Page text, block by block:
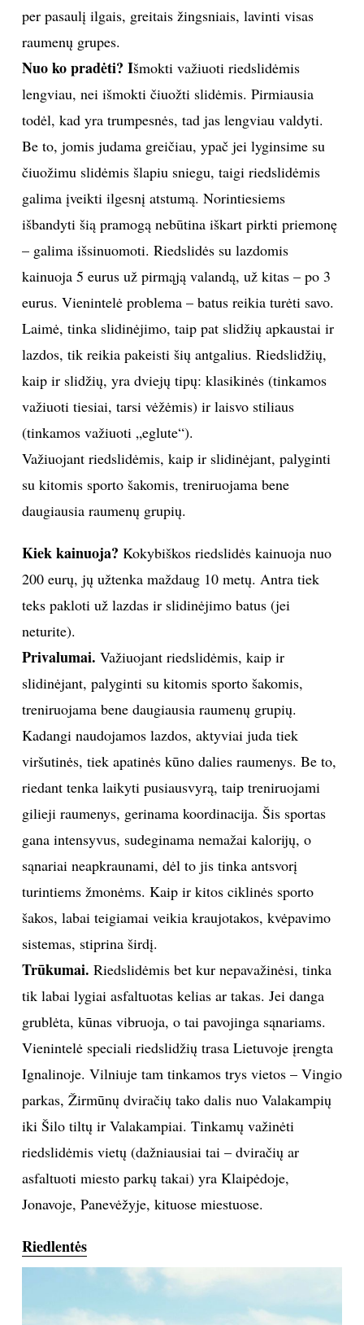
per pasaulį ilgais, greitais žingsniais, lavinti visas
raumenų grupes.
Nuo ko pradėti? Išmokti važiuoti riedslidėmis
lengviau, nei išmokti čiuožti slidėmis. Pirmiausia
todėl, kad yra trumpesnės, tad jas lengviau valdyti.
Be to, jomis judama greičiau, ypač jei lyginsime su
čiuožimu slidėmis šlapiu sniegu, taigi riedslidėmis
galima įveikti ilgesnį atstumą. Norintiesiems
išbandyti šią pramogą nebūtina iškart pirkti priemonę
– galima išsinuomoti. Riedslidės su lazdomis
kainuoja 5 eurus už pirmąją valandą, už kitas – po 3
eurus. Vienintelė problema – batus reikia turėti savo.
Laimė, tinka slidinėjimo, taip pat slidžių apkaustai ir
lazdos, tik reikia pakeisti šių antgalius. Riedslidžių,
kaip ir slidžių, yra dviejų tipų: klasikinės (tinkamos
važiuoti tiesiai, tarsi vėžėmis) ir laisvo stiliaus
(tinkamos važiuoti „eglute“).
Važiuojant riedslidėmis, kaip ir slidinėjant, palyginti
su kitomis sporto šakomis, treniruojama bene
daugiausia raumenų grupių.
Kiek kainuoja? Kokybiškos riedslidės kainuoja nuo
200 eurų, jų užtenka maždaug 10 metų. Antra tiek
teks pakloti už lazdas ir slidinėjimo batus (jei
neturite).
Privalumai. Važiuojant riedslidėmis, kaip ir
slidinėjant, palyginti su kitomis sporto šakomis,
treniruojama bene daugiausia raumenų grupių.
Kadangi naudojamos lazdos, aktyviai juda tiek
viršutinės, tiek apatinės kūno dalies raumenys. Be to,
riedant tenka laikyti pusiausvyrą, taip treniruojami
gilieji raumenys, gerinama koordinacija. Šis sportas
gana intensyvus, sudeginama nemažai kalorijų, o
sąnariai neapkraunami, dėl to jis tinka antsvorį
turintiems žmonėms. Kaip ir kitos ciklinės sporto
šakos, labai teigiamai veikia kraujotakos, kvėpavimo
sistemas, stiprina širdį.
Trūkumai. Riedslidėmis bet kur nepavažinėsi, tinka
tik labai lygiai asfaltuotas kelias ar takas. Jei danga
grublėta, kūnas vibruoja, o tai pavojinga sąnariams.
Vienintelė speciali riedslidžių trasa Lietuvoje įrengta
Ignalinoje. Vilniuje tam tinkamos trys vietos – Vingio
parkas, Žirmūnų dviračių tako dalis nuo Valakampių
iki Šilo tiltų ir Valakampiai. Tinkamų važinėti
riedslidėmis vietų (dažniausiai tai – dviračių ar
asfaltuoti miesto parkų takai) yra Klaipėdoje,
Jonavoje, Panevėžyje, kituose miestuose.
Riedlentės